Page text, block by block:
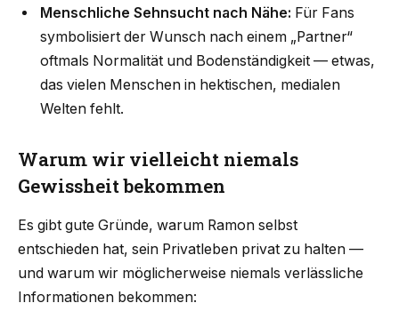
Menschliche Sehnsucht nach Nähe: Für Fans
symbolisiert der Wunsch nach einem „Partner“
oftmals Normalität und Bodenständigkeit — etwas,
das vielen Menschen in hektischen, medialen
Welten fehlt.
Warum wir vielleicht niemals
Gewissheit bekommen
Es gibt gute Gründe, warum Ramon selbst
entschieden hat, sein Privatleben privat zu halten —
und warum wir möglicherweise niemals verlässliche
Informationen bekommen: